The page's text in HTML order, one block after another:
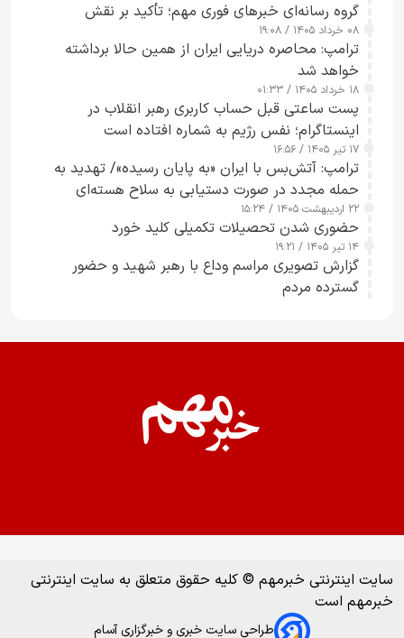
گروه رسانه‌ای خبرهای فوری مهم؛ تأکید بر نقش
رسانه‌های هوشمند و مسئول در ارتقای آگاهی عمومی
۰۸ خرداد ۱۴۰۵ / ۱۹:۰۸
ترامپ: محاصره دریایی ایران از همین حالا برداشته
خواهد شد
۱۸ خرداد ۱۴۰۵ / ۰۱:۳۳
پست ساعتی قبل حساب کاربری رهبر انقلاب در
اینستاگرام؛ نفس رژیم به شماره افتاده است​
۱۷ تیر ۱۴۰۵ / ۱۶:۵۶
ترامپ: آتش‌بس با ایران «به پایان رسیده»/ تهدید به
حمله مجدد در صورت دستیابی به سلاح هسته‌ای
۲۲ اردیبهشت ۱۴۰۵ / ۱۵:۲۴
حضوری شدن تحصیلات تکمیلی کلید خورد
۱۴ تیر ۱۴۰۵ / ۱۹:۲۱
گزارش تصویری مراسم وداع با رهبر شهید و حضور
گسترده مردم
سایت اینترنتی خبرمهم © کلیه حقوق متعلق به سایت اینترنتی
خبرمهم است
طراحی سایت خبری و خبرگزاری آسام